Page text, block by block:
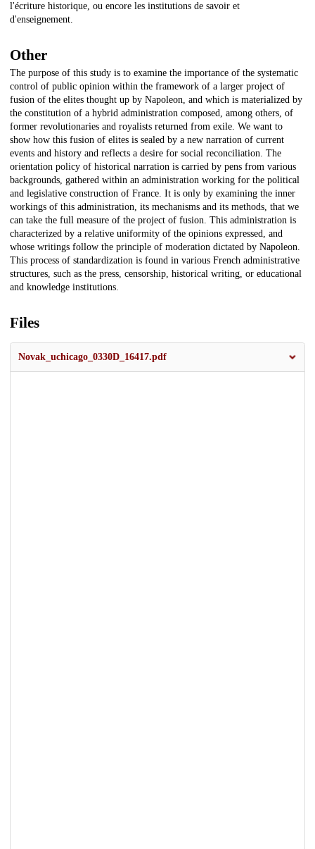
l'écriture historique, ou encore les institutions de savoir et
d'enseignement.
Other
The purpose of this study is to examine the importance of the systematic
control of public opinion within the framework of a larger project of
fusion of the elites thought up by Napoleon, and which is materialized by
the constitution of a hybrid administration composed, among others, of
former revolutionaries and royalists returned from exile. We want to
show how this fusion of elites is sealed by a new narration of current
events and history and reflects a desire for social reconciliation. The
orientation policy of historical narration is carried by pens from various
backgrounds, gathered within an administration working for the political
and legislative construction of France. It is only by examining the inner
workings of this administration, its mechanisms and its methods, that we
can take the full measure of the project of fusion. This administration is
characterized by a relative uniformity of the opinions expressed, and
whose writings follow the principle of moderation dictated by Napoleon.
This process of standardization is found in various French administrative
structures, such as the press, censorship, historical writing, or educational
and knowledge institutions.
Files
Novak_uchicago_0330D_16417.pdf